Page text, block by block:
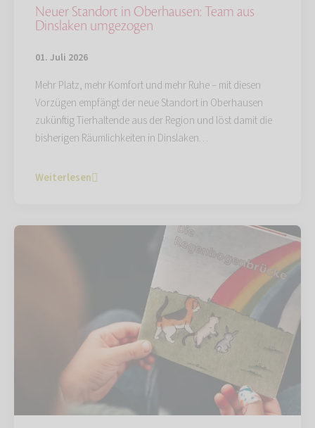
Neuer Standort in Oberhausen: Team aus
Dinslaken umgezogen
01. Juli 2026
Mehr Platz, mehr Komfort und mehr Ruhe – mit diesen
Vorzügen empfängt der neue Standort in Oberhausen
zukünftig Tierhaltende aus der Region und löst damit die
bisherigen Räumlichkeiten in Dinslaken…
Weiterlesen